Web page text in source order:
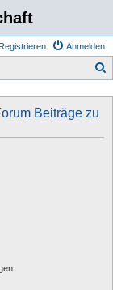
Anmelden
Registrieren
Beiträge zu